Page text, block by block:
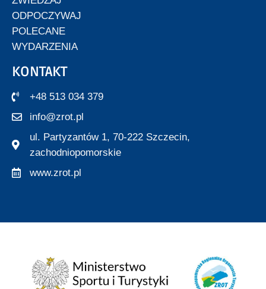
ODPOCZYWAJ
POLECANE
WYDARZENIA
KONTAKT
+48 513 034 379
info@zrot.pl
ul. Partyzantów 1, 70-222 Szczecin,
zachodniopomorskie
www.zrot.pl